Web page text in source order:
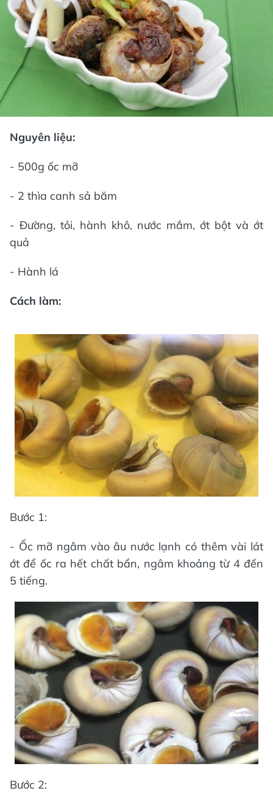
Nguyên liệu:
- 500g ốc mỡ
- 2 thìa canh sả băm
- Đường, tỏi, hành khô, nước mắm, ớt bột và ớt
quả
- Hành lá
Cách làm:
Bước 1:
- Ốc mỡ ngâm vào âu nước lạnh có thêm vài lát
ớt để ốc ra hết chất bẩn, ngâm khoảng từ 4 đến
5 tiếng.
Bước 2: